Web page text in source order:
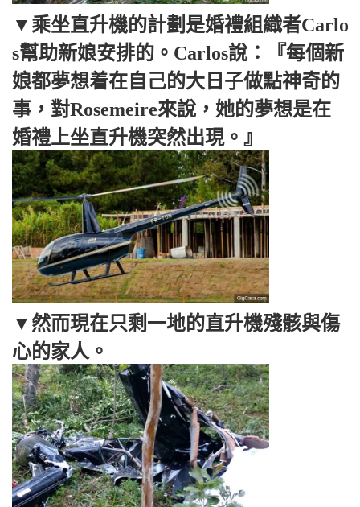
▼乘坐直升機的計劃是婚禮組織者Carlo
s幫助新娘安排的。Carlos說：『每個新
娘都夢想着在自己的大日子做點神奇的
事，對Rosemeire來說，她的夢想是在
婚禮上坐直升機突然出現。』
▼然而現在只剩一地的直升機殘骸與傷
心的家人。